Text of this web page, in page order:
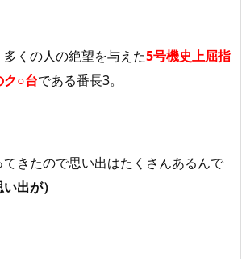
くの人の絶望を与えた5号機史上屈指
ク○台である番長3。
きたので思い出はたくさんあるんで
出が）